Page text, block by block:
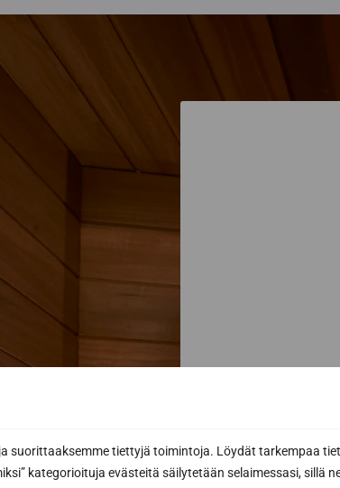
suorittaaksemme tiettyjä toimintoja. Löydät tarkempaa
kategorioituja evästeitä säilytetään selaimessasi, sillä